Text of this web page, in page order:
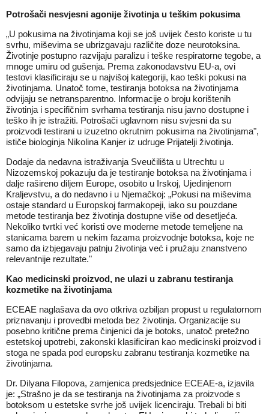
Potrošači nesvjesni agonije životinja u teškim pokusima
„U pokusima na životinjama koji se još uvijek često koriste u tu
svrhu, miševima se ubrizgavaju različite doze neurotoksina.
Životinje postupno razvijaju paralizu i teške respiratorne tegobe, a
mnoge umiru od gušenja. Prema zakonodavstvu EU-a, ovi
testovi klasificiraju se u najvišoj kategoriji, kao teški pokusi na
životinjama. Unatoč tome, testiranja botoksa na životinjama
odvijaju se netransparentno. Informacije o broju korištenih
životinja i specifičnim svrhama testiranja nisu javno dostupne i
teško ih je istražiti. Potrošači uglavnom nisu svjesni da su
proizvodi testirani u izuzetno okrutnim pokusima na životinjama",
ističe biologinja Nikolina Kanjer iz udruge Prijatelji životinja.
Dodaje da nedavna istraživanja Sveučilišta u Utrechtu u
Nizozemskoj pokazuju da je testiranje botoksa na životinjama i
dalje rašireno diljem Europe, osobito u Irskoj, Ujedinjenom
Kraljevstvu, a do nedavno i u Njemačkoj: „Pokusi na miševima
ostaje standard u Europskoj farmakopeji, iako su pouzdane
metode testiranja bez životinja dostupne više od desetljeća.
Nekoliko tvrtki već koristi ove moderne metode temeljene na
stanicama barem u nekim fazama proizvodnje botoksa, koje ne
samo da izbjegavaju patnju životinja već i pružaju znanstveno
relevantnije rezultate."
Kao medicinski proizvod, ne ulazi u zabranu testiranja
kozmetike na životinjama
ECEAE naglašava da ovo otkriva ozbiljan propust u regulatornom
priznavanju i provedbi metoda bez životinja. Organizacije su
posebno kritične prema činjenici da je botoks, unatoč pretežno
estetskoj upotrebi, zakonski klasificiran kao medicinski proizvod i
stoga ne spada pod europsku zabranu testiranja kozmetike na
životinjama.
Dr. Dilyana Filopova, zamjenica predsjednice ECEAE-a, izjavila
je: „Strašno je da se testiranja na životinjama za proizvode s
botoksom u estetske svrhe još uvijek licenciraju. Trebali bi biti